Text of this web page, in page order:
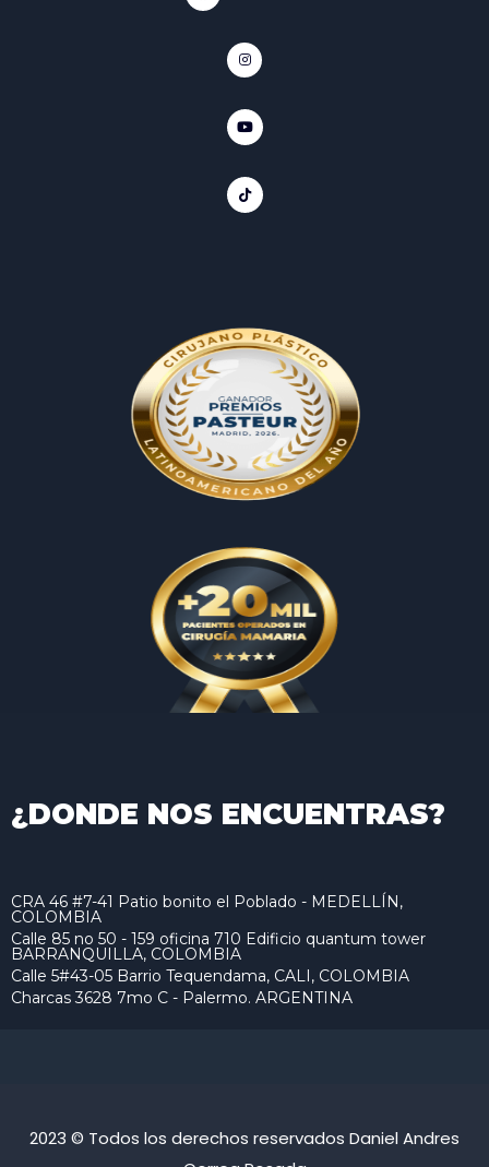
¿DONDE NOS ENCUENTRAS?
CRA 46 #7-41 Patio bonito el Poblado - MEDELLÍN,
COLOMBIA
Calle 85 no 50 - 159 oficina 710 Edificio quantum tower
BARRANQUILLA, COLOMBIA
Calle 5#43-05 Barrio Tequendama, CALI, COLOMBIA
Charcas 3628 7mo C - Palermo. ARGENTINA
2023 © Todos los derechos reservados Daniel Andres